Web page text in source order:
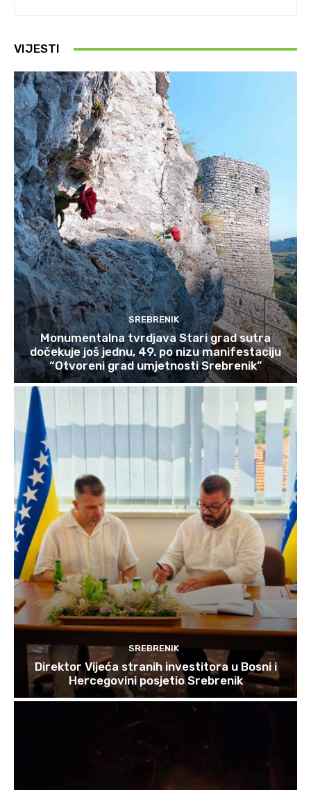
VIJESTI
SREBRENIK
Monumentalna tvrdjava Stari grad sutra
dočekuje još jednu, 49. po nizu manifestaciju
“Otvoreni grad umjetnosti Srebrenik”
SREBRENIK
Direktor Vijeća stranih investitora u Bosni i
Hercegovini posjetio Srebrenik